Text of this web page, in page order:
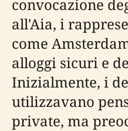
convocazione
all'Aia, i
come
alloggi sicuri e
Inizialmente, i
utilizzavano
private, ma